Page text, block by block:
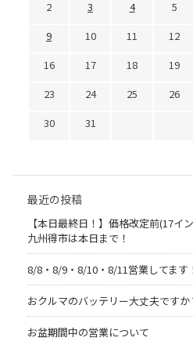
2
3 4 5
9
10 11 12
16
17 18 19
23
24 25 26
30
31
最近の投稿
【本日最終日！】価格改定前(17イ
九州得市は本日まで！
8/8・8/9・8/10・8/11営業してます
おクルマのバッテリー大丈夫ですか
お盆期間中の営業について